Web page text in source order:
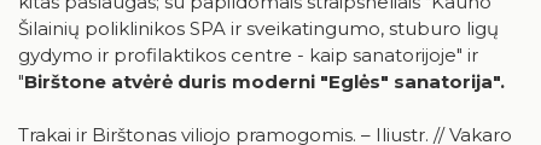
Šilainių poliklinikos SPA ir sveikatingumo, stuburo ligų
gydymo ir profilaktikos centre - kaip sanatorijoje" ir
"Birštone atvėrė duris moderni "Eglės" sanatorija".
Trakai ir Birštonas viliojo pramogomis. – Iliustr. // Vakaro